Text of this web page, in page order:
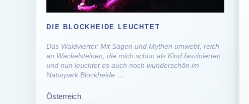
DIE BLOCKHEIDE LEUCHTET
Das Waldviertel: Mit Sagen und Mythen umwebt, reich
an Wackelsteinen, die mich schon als Kind faszinierten
und nun leuchtet es auch noch wunderschön im
Naturpark Blockheide …
Österreich